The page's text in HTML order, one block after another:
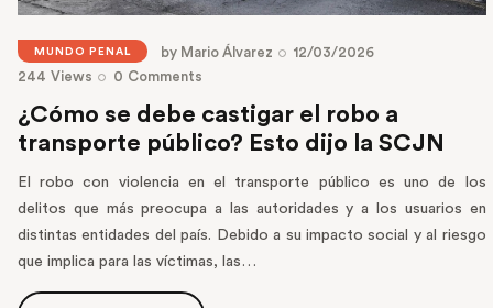
MUNDO PENAL by Mario Álvarez
12/03/2026
244 Views 0 Comments
¿Cómo se debe castigar el robo a
transporte público? Esto dijo la SCJN
El robo con violencia en el transporte público es uno de los
delitos que más preocupa a las autoridades y a los usuarios en
distintas entidades del país. Debido a su impacto social y al riesgo
que implica para las víctimas, las…